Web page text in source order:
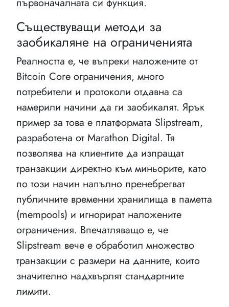
Съществуващи методи за
заобикаляне на ограниченията
Реалността е, че въпреки наложените от
Bitcoin Core ограничения, много
потребители и протоколи отдавна са
намерили начини да ги заобикалят. Ярък
пример за това е платформата Slipstream,
разработена от Marathon Digital. Тя
позволява на клиентите да изпращат
транзакции директно към миньорите, като
по този начин напълно пренебрегват
публичните временни хранилища в паметта
(mempools) и игнорират наложените
ограничения. Впечатляващо е, че
Slipstream вече е обработил множество
транзакции с размери на данните, които
значително надхвърлят стандартните
лимити.